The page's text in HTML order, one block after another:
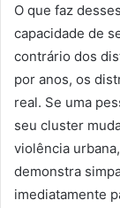
O que faz
capacidade de
contrário dos
por anos, os
real. Se uma
seu cluster
violência
demonstra
imediatamente